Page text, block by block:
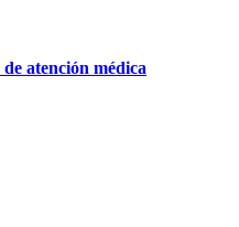
atención médica